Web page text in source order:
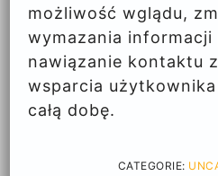
możliwość wglądu,
wymazania informacji
nawiązanie kontaktu
wsparcia
całą dobę.
CATEGORIE: